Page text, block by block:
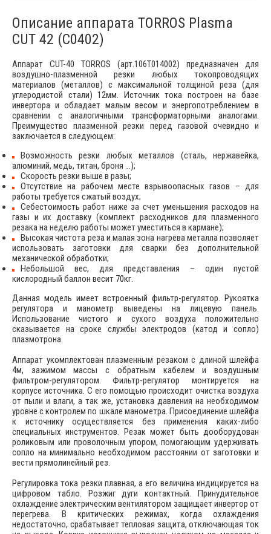
Описание аппарата TORROS Plasma
CUT 42 (C0402)
Аппарат CUT-40 TORROS (арт.106T014002) предназначен для
воздушно-плазменной резки любых токопроводящих
материалов (металлов) с максимальной толщиной реза (для
углеродистой стали) 12мм. Источник тока построен на базе
инвертора и обладает малым весом и энергопотреблением в
сравнении с аналогичными трансформаторными аналогами.
Преимущество плазменной резки перед газовой очевидно и
заключается в следующем:
Возможность резки любых металлов (сталь, нержавейка,
алюминий, медь, титан, броня …);
Скорость резки выше в разы;
Отсутствие на рабочем месте взрывоопасных газов – для
работы требуется сжатый воздух;
Себестоимость работ ниже за счет уменьшения расходов на
газы и их доставку (комплект расходников для плазменного
резака на неделю работы может уместиться в кармане);
Высокая чистота реза и малая зона нагрева металла позволяет
использовать заготовки для сварки без дополнительной
механической обработки;
Небольшой вес, для представления – один пустой
кислородный баллон весит 70кг.
Данная модель имеет встроенный фильтр-регулятор. Рукоятка
регулятора и манометр выведены на лицевую панель.
Использование чистого и сухого воздуха положительно
сказывается на сроке службы электродов (катод и сопло)
плазмотрона.
Аппарат укомплектован плазменным резаком с длиной шлейфа
4м, зажимом массы с обратным кабелем и воздушным
фильтром-регулятором. Фильтр-регулятор монтируется на
корпусе источника. С его помощью происходит очистка воздуха
от пыли и влаги, а так же, установка давления на необходимом
уровне с контролем по шкале манометра. Присоединение шлейфа
к источнику осуществляется без применения каких-либо
специальных инструментов. Резак может быть дооборудован
роликовым или проволочным упором, помогающим удерживать
сопло на минимально необходимом расстоянии от заготовки и
вести прямолинейный рез.
Регулировка тока резки плавная, а его величина индицируется на
цифровом табло. Розжиг дуги контактный. Принудительное
охлаждение электрическим вентилятором защищает инвертор от
перегрева. В критических режимах, когда охлаждения
недостаточно, срабатывает тепловая защита, отключающая ток